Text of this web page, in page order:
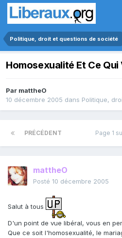
Politique, droit et questions de société
Homosexualité Et Ce Qui
Par mattheO
10 décembre 2005 dans Politique,
PRÉCÉDENT Page 1
mattheO
Posté 10 décembre 2005
Salut à tous
D'un point de vue libéral, vous en
Que ce soit l'homosexualité, le